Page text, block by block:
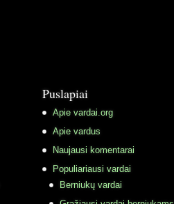
Puslapiai
Apie vardai.org
Apie vardus
Naujausi komentarai
Populiariausi vardai
Berniukų vardai